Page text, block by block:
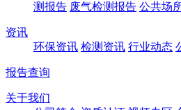
测报告 废气检测报告 公共场
资讯
环保资讯 检测资讯 行业动态
报告查询
关于我们